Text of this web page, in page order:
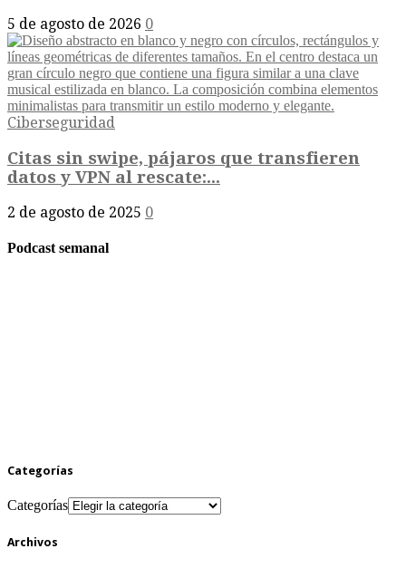
5 de agosto de 2026 0
Ciberseguridad
Citas sin swipe, pájaros que transfieren
datos y VPN al rescate:...
2 de agosto de 2025 0
Podcast semanal
Categorías
Categorías
Archivos